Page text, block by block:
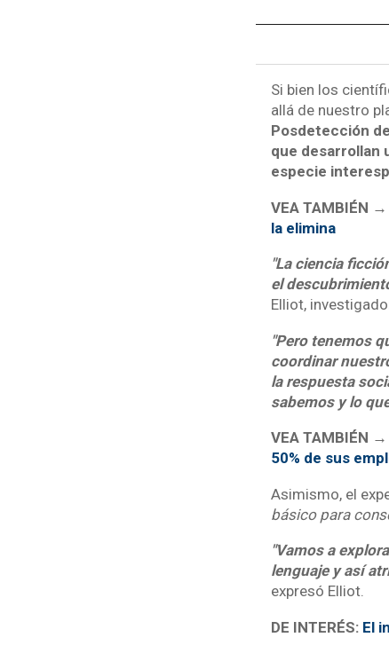
Si bien los
allá de nuestro
Posdetección
que desarrollan
especie
VEA TAMBIÉN →
la elimina
"La ciencia
el
Elliot,
"Pero tenemos
coordinar
la respuesta
sabemos y lo
VEA TAMBIÉN →
50% de sus
Asimismo, el
básico para
"Vamos a
lenguaje y así
expresó Elliot.
DE INTERÉS: El